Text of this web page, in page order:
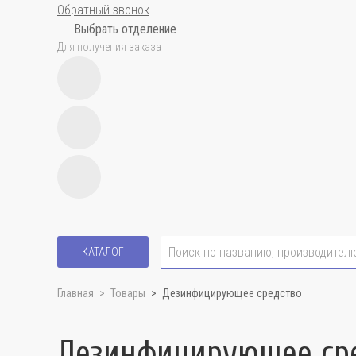
Обратный звонок
Выбрать отделение
Для получения заказа
КАТАЛОГ
Главная Товары Дезинфицирующее средство